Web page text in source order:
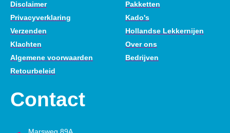
Disclaimer
Privacyverklaring
Verzenden
Klachten
Algemene voorwaarden
Retourbeleid
Pakketten
Kado's
Hollandse Lekkernijen
Over ons
Bedrijven
Contact